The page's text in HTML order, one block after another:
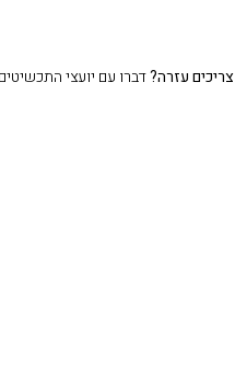
צריכים עזרה?דברו עם יועצי התכשיטים שלנו